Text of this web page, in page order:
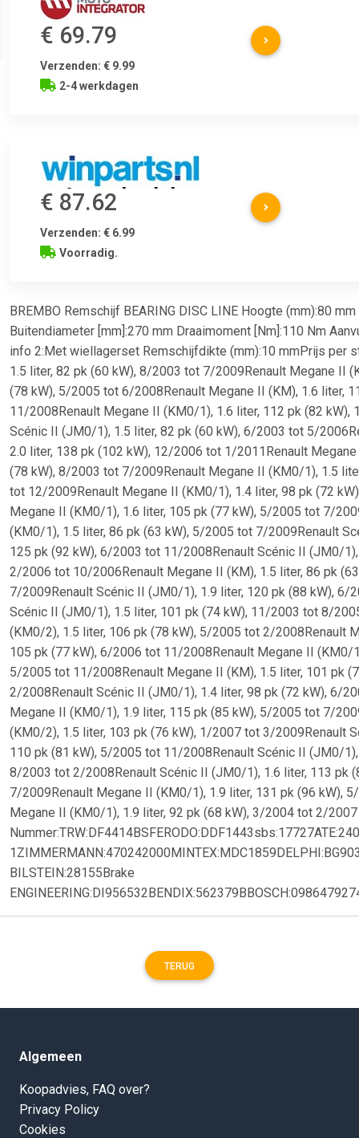
€ 69.79
Verzenden: € 9.99
2-4 werkdagen
€ 87.62
Verzenden: € 6.99
Voorradig.
BREMBO Remschijf BEARING DISC LINE Hoogte (mm):80
Buitendiameter [mm]:270 mm Draaimoment [Nm]:110 Nm
info 2:Met wiellagerset Remschijfdikte (mm):10 mmPrijs per
1.5 liter, 82 pk (60 kW), 8/2003 tot 7/2009Renault Megane II
(78 kW), 5/2005 tot 6/2008Renault Megane II (KM), 1.6 liter,
11/2008Renault Megane II (KM0/1), 1.6 liter, 112 pk (82
Scénic II (JM0/1), 1.5 liter, 82 pk (60 kW), 6/2003 tot 5/
2.0 liter, 138 pk (102 kW), 12/2006 tot 1/2011Renault
(78 kW), 8/2003 tot 7/2009Renault Megane II (KM0/1), 1.5
tot 12/2009Renault Megane II (KM0/1), 1.4 liter, 98 pk (72
Megane II (KM0/1), 1.6 liter, 105 pk (77 kW), 5/2005 tot 7/
(KM0/1), 1.5 liter, 86 pk (63 kW), 5/2005 tot 7/2009Renault
125 pk (92 kW), 6/2003 tot 11/2008Renault Scénic II (JM0/
2/2006 tot 10/2006Renault Megane II (KM), 1.5 liter, 86 pk
7/2009Renault Scénic II (JM0/1), 1.9 liter, 120 pk (88 kW),
Scénic II (JM0/1), 1.5 liter, 101 pk (74 kW), 11/2003 tot 8/
(KM0/2), 1.5 liter, 106 pk (78 kW), 5/2005 tot 2/2008Renault
105 pk (77 kW), 6/2006 tot 11/2008Renault Megane II
5/2005 tot 11/2008Renault Megane II (KM), 1.5 liter, 101 pk
2/2008Renault Scénic II (JM0/1), 1.4 liter, 98 pk (72 kW), 6/
Megane II (KM0/1), 1.9 liter, 115 pk (85 kW), 5/2005 tot 7/
(KM0/2), 1.5 liter, 103 pk (76 kW), 1/2007 tot 3/2009Renault
110 pk (81 kW), 5/2005 tot 11/2008Renault Scénic II (JM0/
8/2003 tot 2/2008Renault Scénic II (JM0/1), 1.6 liter, 113 pk
7/2009Renault Megane II (KM0/1), 1.9 liter, 131 pk (96 kW),
Megane II (KM0/1), 1.9 liter, 92 pk (68 kW), 3/2004 tot 2/2007
BILSTEIN:28155Brake
TERUG
Algemeen
Koopadvies, FAQ over?
Privacy Policy
Cookies